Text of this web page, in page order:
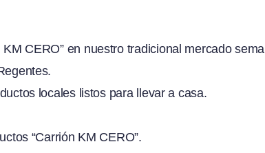
CERO” en nuestro tradicional mercado
locales listos para llevar a casa.
“Carrión KM CERO”.